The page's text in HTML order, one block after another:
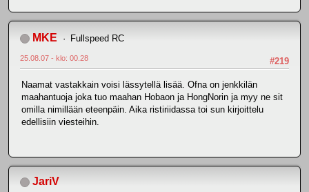
MKE Fullspeed RC
#219
25.08.07 - klo: 00.28
Naamat vastakkain voisi lässytellä lisää. Ofna on jenkkilän
maahantuoja joka tuo maahan Hobaon ja HongNorin ja myy ne sit
omilla nimillään eteenpäin. Aika ristiriidassa toi sun kirjoittelu
edellisiin viesteihin.
JariV